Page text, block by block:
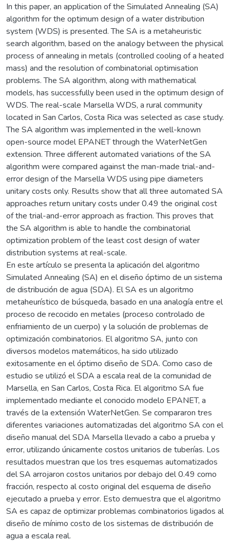
In this paper, an application of the Simulated Annealing (SA)
algorithm for the optimum design of a water distribution
system (WDS) is presented. The SA is a metaheuristic
search algorithm, based on the analogy between the physical
process of annealing in metals (controlled cooling of a heated
mass) and the resolution of combinatorial optimisation
problems. The SA algorithm, along with mathematical
models, has successfully been used in the optimum design of
WDS. The real-scale Marsella WDS, a rural community
located in San Carlos, Costa Rica was selected as case study.
The SA algorithm was implemented in the well-known
open-source model EPANET through the WaterNetGen
extension. Three different automated variations of the SA
algorithm were compared against the man-made trial-and-
error design of the Marsella WDS using pipe diameters
unitary costs only. Results show that all three automated SA
approaches return unitary costs under 0.49 the original cost
of the trial-and-error approach as fraction. This proves that
the SA algorithm is able to handle the combinatorial
optimization problem of the least cost design of water
distribution systems at real-scale.
En este artículo se presenta la aplicación del algoritmo
Simulated Annealing (SA) en el diseño óptimo de un sistema
de distribución de agua (SDA). El SA es un algoritmo
metaheurístico de búsqueda, basado en una analogía entre el
proceso de recocido en metales (proceso controlado de
enfriamiento de un cuerpo) y la solución de problemas de
optimización combinatorios. El algoritmo SA, junto con
diversos modelos matemáticos, ha sido utilizado
exitosamente en el óptimo diseño de SDA. Como caso de
estudio se utilizó el SDA a escala real de la comunidad de
Marsella, en San Carlos, Costa Rica. El algoritmo SA fue
implementado mediante el conocido modelo EPANET, a
través de la extensión WaterNetGen. Se compararon tres
diferentes variaciones automatizadas del algoritmo SA con el
diseño manual del SDA Marsella llevado a cabo a prueba y
error, utilizando únicamente costos unitarios de tuberías. Los
resultados muestran que los tres esquemas automatizados
del SA arrojaron costos unitarios por debajo del 0.49 como
fracción, respecto al costo original del esquema de diseño
ejecutado a prueba y error. Esto demuestra que el algoritmo
SA es capaz de optimizar problemas combinatorios ligados al
diseño de mínimo costo de los sistemas de distribución de
agua a escala real.